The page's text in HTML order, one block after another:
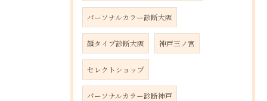
パーソナルカラー診断大阪
顔タイプ診断大阪 神戸三ノ宮
セレクトショップ
パーソナルカラー診断神戸